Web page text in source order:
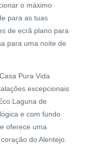
o máximo
para as tuas
de ecrã plano para
para uma noite de
Pura Vida
excepcionais
Laguna de
e com fundo
oferece uma
do Alentejo.